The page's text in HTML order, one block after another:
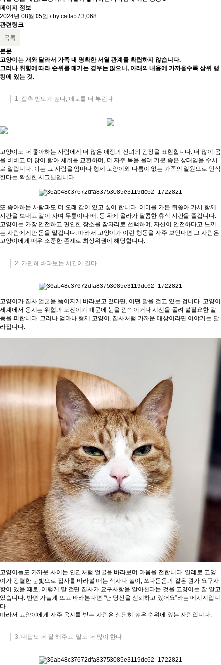
페이지 정보
2024년 08월 05일 / by catlab /3,068
관련링크
목록
본문
고양이는 개와 달라서 가족 내 명확한 서열 관계를 확립하지 않습니다.
그러나 취향에 따라 순위를 매기는 경우는 많으니, 아래의 내용에 가까울수록 상위 랭
킹에 있는 것.
1. 접촉 빈도가 높다, 애교를 더 부린다
고양이도 더 좋아하는 사람에게 더 많은 애정과 신뢰의 감정을 표현합니다. 더 많이 몸
을 비비고 더 많이 핥아 체취를 교환하며, 더 자주 목을 울려 기분 좋은 상태임을 수시
로 알립니다. 이는 그 사람을 엄마나 형제 고양이와 다름이 없는 가족의 일원으로 인식
한다는 확실한 시그널입니다.
또 좋아하는 사람과도 더 오래 같이 있고 싶어 합니다. 어디를 가든 뒤쫓아 가서 함께
시간을 보내고 같이 자며 무릎이나 배, 등 위에 올라가 달콤한 휴식 시간을 즐깁니다.
고양이는 가장 안전하고 편안한 장소를 잠자리로 선택하며, 자신이 안전하다고 느끼
는 사람에게만 몸을 맡깁니다. 따라서 고양이가 이런 행동을 자주 보인다면 그 사람은
고양이에게 매우 소중한 존재로 최상위권에 해당합니다.
2. 가만히 바라보는 시간이 길다
고양이가 집사 얼굴을 뚫어지게 바라보고 있다면, 어떤 말을 걸고 있는 겁니다. 고양이
세계에서 응시는 위협과 도전이기 때문에 눈을 깜빡이거나 시선을 돌려 불필요한 갈
등을 피합니다. 그러나 엄마나 형제 고양이, 집사처럼 가까운 대상이라면 이야기는 달
라집니다.
고양이들도 가까운 사이는 인간처럼 얼굴을 바라보며 마음을 전합니다. 일례로 고양
이가 강렬한 눈빛으로 집사를 바라볼 때는 식사나 놀이, 쓰다듬음과 같은 뭔가 요구사
항이 있을 때로, 이렇게 말 걸면 집사가 요구사항을 알아챈다는 것을 고양이는 잘 알고
있습니다. 반면 가늘게 뜨고 바라본다면 “난 당신을 신뢰하고 있어요”라는 메시지입니
다.
따라서 고양이에게 자주 응시를 받는 사람은 상당히 높은 순위에 있는 사람입니다.
3. 대답도 더 잘 해주고, 말도 더 많이 한다